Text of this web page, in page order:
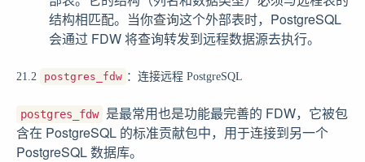
结构相匹配。当你查询这个外部表时，PostgreSQL
会通过 FDW 将查询转发到远程数据源去执行。
21.2 postgres_fdw ：连接远程 PostgreSQL
postgres_fdw
是最常用也是功能最完善的 FDW，它被包
含在 PostgreSQL 的标准贡献包中，用于连接到另一个
PostgreSQL 数据库。